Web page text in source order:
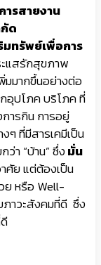
รสายงาน
ด
ทรัพย์เพื่อการ
แสรักสุขภาพ
มมากขึ้นอย่างต่อ
อุปโภค บริโภค ที่
การกิน การอยู่
ๆ ที่มีสารเคมีเป็น
า “บ้าน” ซึ่งมั่น
ศัย แต่ต้องเป็น
ย หรือ Well-
าวะสังคมที่ดี ซึ่ง